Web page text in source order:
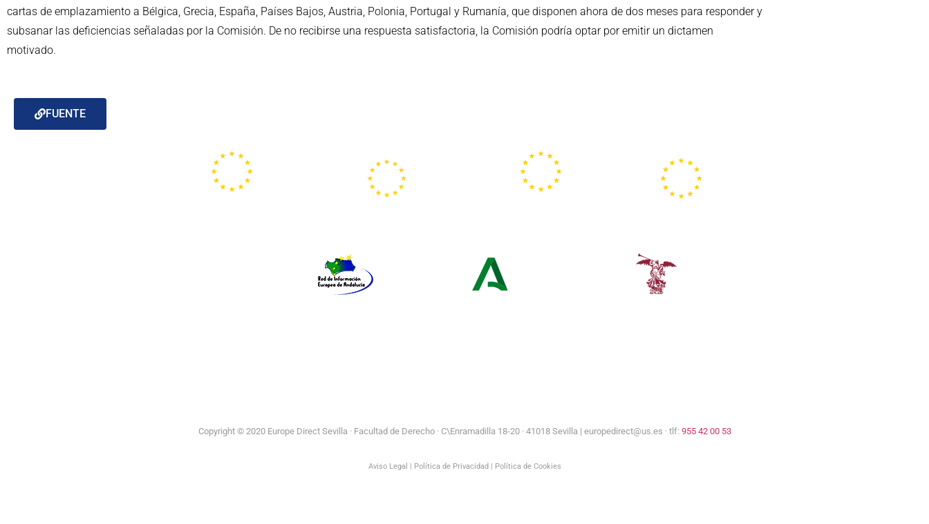
cartas de emplazamiento a Bélgica, Grecia, España, Países Bajos, Austria, Polonia, Portugal y Rumanía, que disponen ahora de dos meses para responder y
subsanar las deficiencias señaladas por la Comisión. De no recibirse una respuesta satisfactoria, la Comisión podría optar por emitir un dictamen
motivado.
FUENTE
Copyright © 2020 Europe Direct Sevilla · Facultad de Derecho · C\Enramadilla 18-20 · 41018 Sevilla | europedirect@us.es · tlf: 955 42 00 53
Aviso Legal Política de Privacidad Política de Cookies